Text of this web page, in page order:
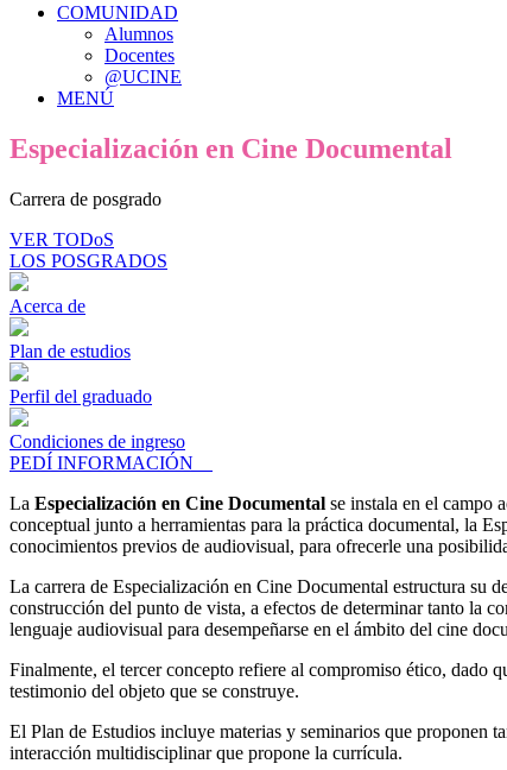
COMUNIDAD
Alumnos
Docentes
@UCINE
MENÚ
Especialización en Cine Documental
Carrera de posgrado
VER TODoS
LOS POSGRADOS
Acerca de
Plan de estudios
Perfil del graduado
Condiciones de ingreso
PEDÍ INFORMACIÓN
La Especialización en Cine Documental se instala en el campo
conceptual junto a herramientas para la práctica documental, la
conocimientos previos de audiovisual, para ofrecerle una
La carrera de Especialización en Cine Documental estructura su
construcción del punto de vista, a efectos de determinar tanto la
lenguaje audiovisual para desempeñarse en el ámbito del cine
Finalmente, el tercer concepto refiere al compromiso ético, dado
testimonio del objeto que se construye.
El Plan de Estudios incluye materias y seminarios que proponen
interacción multidisciplinar que propone la currícula.